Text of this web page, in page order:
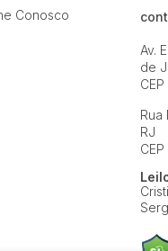
Conosco
Av.
de
Rua
RJ